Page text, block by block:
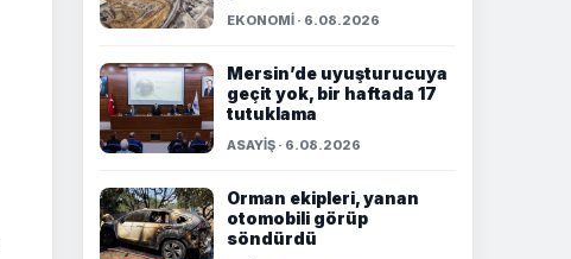
EKONOMİ · 6.08.2026
Mersin’de uyuşturucuya
geçit yok, bir haftada 17
tutuklama
ASAYİŞ · 6.08.2026
Orman ekipleri, yanan
otomobili görüp
söndürdü